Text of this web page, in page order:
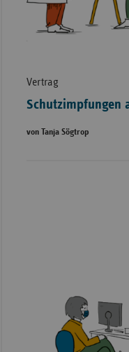
Vertrag
Schutzimpfungen
von Tanja Sögtrop